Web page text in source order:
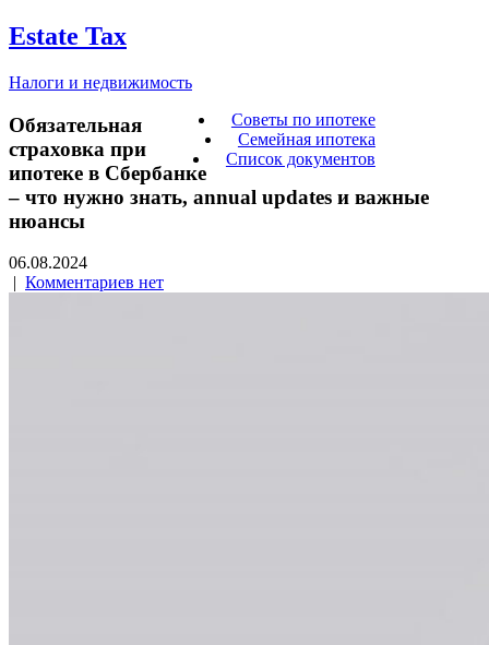
Estate Tax
Налоги и недвижимость
Советы по ипотеке
Семейная ипотека
Список документов
Обязательная
страховка при
ипотеке в Сбербанке
– что нужно знать, annual updates и важные
нюансы
06.08.2024
| Комментариев нет